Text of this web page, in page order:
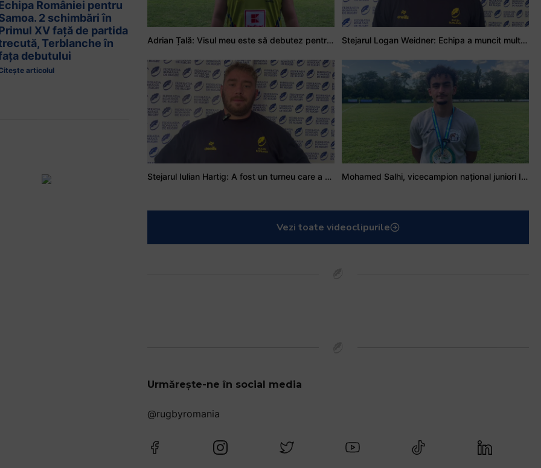
României pentru
2 schimbări în
XV față de partida
Terblanche în
debutului
articolul
Adrian Țală: Visul meu este să debutez pentru România Stejarul Logan Weidner: Echipa a muncit mult, iar asta se va vedea în meciurile de la Nations Cup
Stejarul Iulian Hartig: A fost un turneu care a unit mai mult echipa Mohamed Salhi, vicecampion național juniori I: Rugby-ul te învață să accepți și înfrângerile
Vezi toate videoclipurile
Urmărește-ne în social media
@rugbyromania